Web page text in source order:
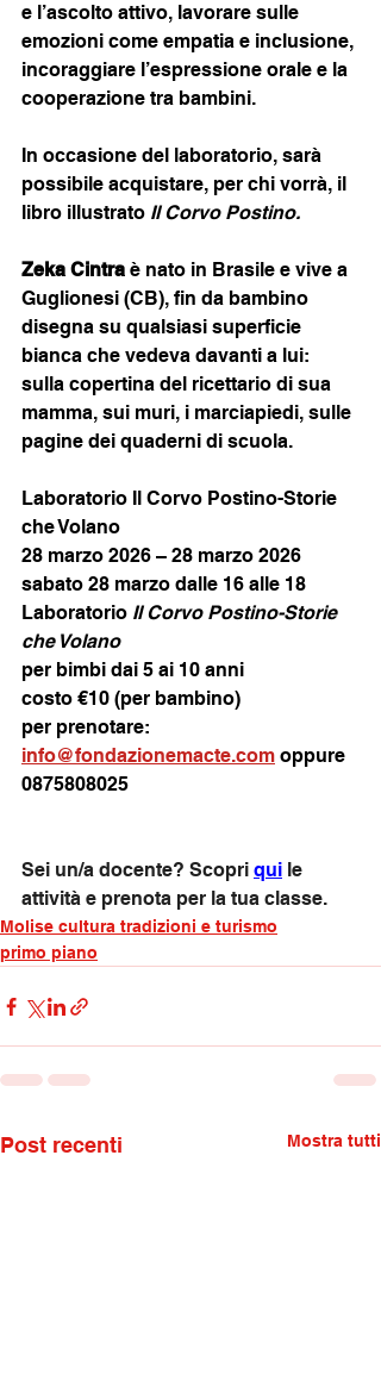
e l’ascolto attivo, lavorare sulle
emozioni come empatia e inclusione,
incoraggiare l’espressione orale e la
cooperazione tra bambini.
In occasione del laboratorio, sarà
possibile acquistare, per chi vorrà, il
libro illustrato Il Corvo Postino.
Zeka Cintra è nato in Brasile e vive a
Guglionesi (CB), fin da bambino
disegna su qualsiasi superficie
bianca che vedeva davanti a lui:
sulla copertina del ricettario di sua
mamma, sui muri, i marciapiedi, sulle
pagine dei quaderni di scuola.
Laboratorio Il Corvo Postino-Storie
che Volano
28 marzo 2026 – 28 marzo 2026
sabato 28 marzo dalle 16 alle 18
Laboratorio Il Corvo Postino-Storie
che Volano
per bimbi dai 5 ai 10 anni
costo €10 (per bambino)
per prenotare:
info@fondazionemacte.com oppure
0875808025
Sei un/a docente? Scopri qui le
attività e prenota per la tua classe.
Molise cultura tradizioni e turismo
primo piano
Post recenti Mostra tutti